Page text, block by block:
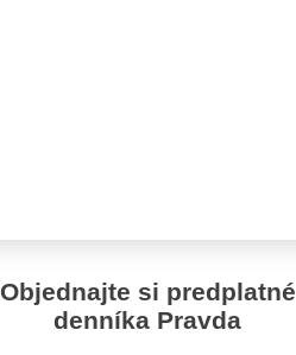
Objednajte si predplatné
denníka Pravda